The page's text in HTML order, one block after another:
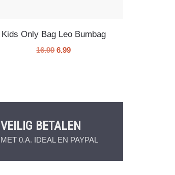
Kids Only Bag Leo Bumbag
16.99 6.99
VEILIG BETALEN
MET 0.A. IDEAL EN PAYPAL